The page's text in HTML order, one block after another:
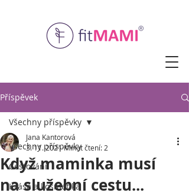
Příspěvek
Všechny příspěvky
Cestování
Krása a kosmetika
Všechny příspěvky
Když maminka musí
na služební cestu...
Jana Kantorová
3. 11. 2021 Minut čtení: 2